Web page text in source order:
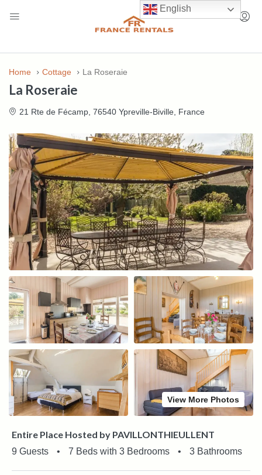
Home Cottage La Roseraie
La Roseraie
21 Rte de Fécamp, 76540 Ypreville-Biville, France
View More Photos
Entire Place Hosted by PAVILLONTHIEULLENT
9 Guests • 7 Beds with 3 Bedrooms • 3 Bathrooms
English